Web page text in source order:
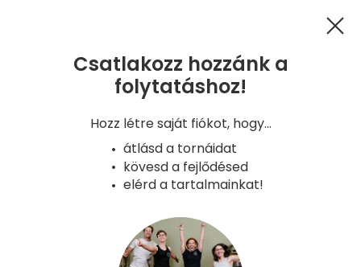
Csatlakozz hozzánk a
folytatáshoz!
Hozz létre saját fiókot, hogy...
átlásd a tornáidat
kövesd a fejlődésed
elérd a tartalmainkat!
Adatkezelés
ÁSZF Süti tájékoztató
Copyright - Gyerünk, anyukám! 2026
Verzió: 2026-08-05 08:42 - a8aa6a9e -
production